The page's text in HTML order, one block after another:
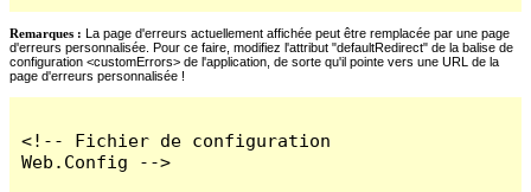
Remarques : La page d'erreurs actuellement affichée peut être remplacée par une page
d'erreurs personnalisée. Pour ce faire, modifiez l'attribut "defaultRedirect" de la balise de
configuration <customErrors> de l'application, de sorte qu'il pointe vers une URL de la
page d'erreurs personnalisée !
<!-- Fichier de configuration
Web.Config -->